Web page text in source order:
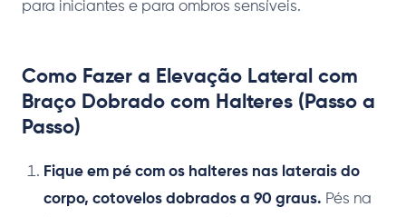
para iniciantes e para ombros sensíveis.
Como Fazer a Elevação Lateral com
Braço Dobrado com Halteres (Passo a
Passo)
Fique em pé com os halteres nas laterais do
corpo, cotovelos dobrados a 90 graus. Pés na